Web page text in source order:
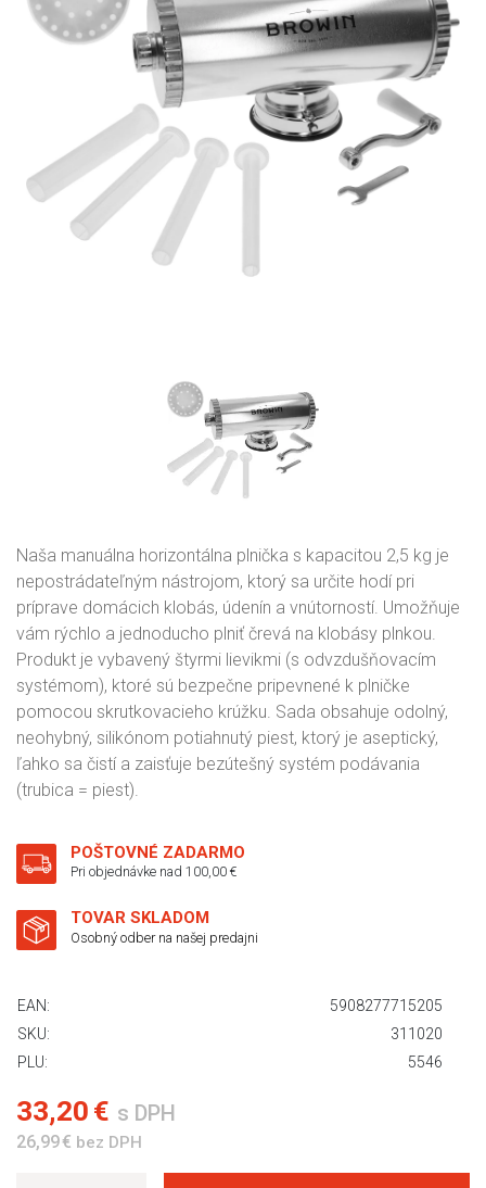
Naša manuálna horizontálna plnička s kapacitou 2,5 kg je
nepostrádateľným nástrojom, ktorý sa určite hodí pri
príprave domácich klobás, údenín a vnútorností. Umožňuje
vám rýchlo a jednoducho plniť črevá na klobásy plnkou.
Produkt je vybavený štyrmi lievikmi (s odvzdušňovacím
systémom), ktoré sú bezpečne pripevnené k plničke
pomocou skrutkovacieho krúžku. Sada obsahuje odolný,
neohybný, silikónom potiahnutý piest, ktorý je aseptický,
ľahko sa čistí a zaisťuje bezútešný systém podávania
(trubica = piest).
POŠTOVNÉ ZADARMO
Pri objednávke nad 100,00 €
TOVAR SKLADOM
Osobný odber na našej predajni
EAN:
5908277715205
SKU:
311020
PLU:
5546
33,20 € s DPH
26,99 € bez DPH